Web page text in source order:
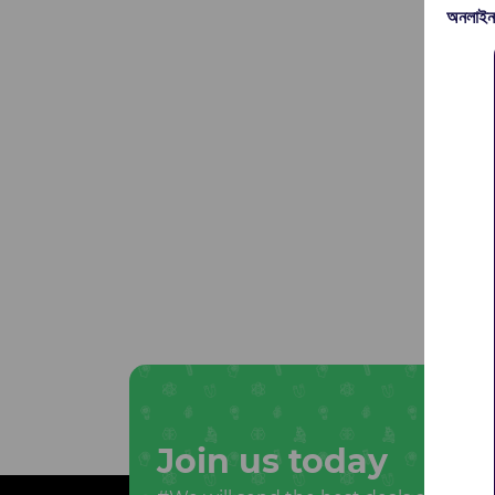
Join us today